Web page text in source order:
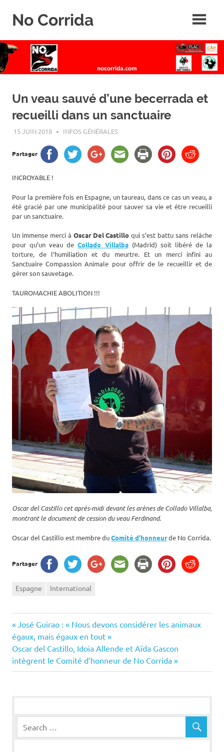
No Corrida
de
la
corrida
Un veau sauvé d’une becerrada et
recueilli dans un sanctuaire
15 JUIN 2018 ROGER LAHANA
INFOS GÉNÉRALES
Partager
INCROYABLE !
Pour la première fois en Espagne, un taureau, dans ce cas un veau, a
été gracié par une municipalité pour sauver sa vie et être recueilli
par un sanctuaire.
Un immense merci à Oscar Del Castillo qui s’est battu sans relâche
pour qu’un veau deCollado Villalba(Madrid) soit libéré de la
torture, de l’humiliation et du meurtre. Et un merci infini au
Sanctuaire Compassion Animale pour offrir de le recueillir et de
gérer son sauvetage.
TAUROMACHIE ABOLITION !!!
Oscar del Castillo cet après-midi devant les arènes de Collado Villalba,
montrant le document de cession du veau Ferdinand.
Oscar del Castillo est membre duComité d’honneurde No Corrida.
Partager
Espagne International
Navigation
de
l’article
Previous
Post:
José Guirao : « Nous devons considérer les animaux
égaux, mais égaux en tout »
Next
Post:
Oscar del Castillo, Idoia Allende et Aïda Gascon
intègrent le Comité d’honneur de No Corrida